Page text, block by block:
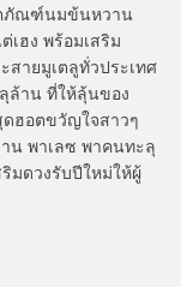
ภัณฑ์นมข้นหวาน
เฮง พร้อมเสริม
สายมูเตลูทั่วประเทศ
ล้าน ที่ให้ลุ้นของ
ดฮอตขวัญใจสาวๆ
น พาเลซ พาคนทะลุ
มดวงรับปีใหม่ให้ผู้